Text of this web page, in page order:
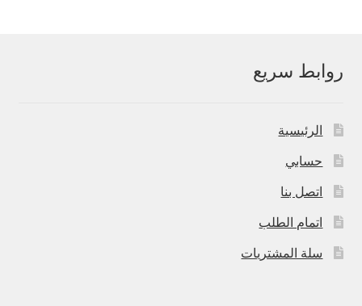
روابط سريع
الرئيسية
حسابي
اتصل بنا
اتمام الطلب
سلة المشتريات